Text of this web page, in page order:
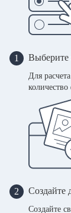
1 Выберите
Для
2 Создайте
Создайте